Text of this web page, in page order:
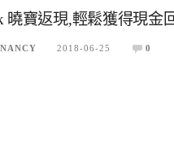
曉寶返現,輕鬆獲得現
NANCY 2018-06-25 0